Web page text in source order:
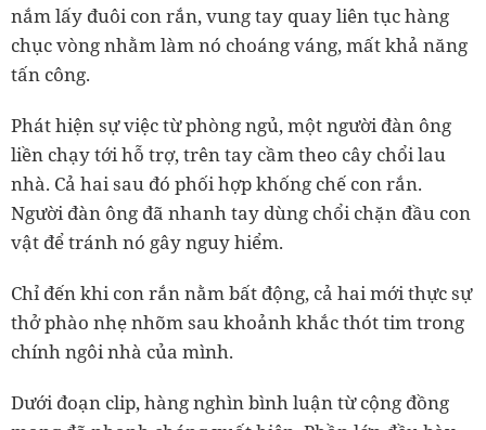
nắm lấy đuôi con rắn, vung tay quay liên tục hàng
chục vòng nhằm làm nó choáng váng, mất khả năng
tấn công.
Phát hiện sự việc từ phòng ngủ, một người đàn ông
liền chạy tới hỗ trợ, trên tay cầm theo cây chổi lau
nhà. Cả hai sau đó phối hợp khống chế con rắn.
Người đàn ông đã nhanh tay dùng chổi chặn đầu con
vật để tránh nó gây nguy hiểm.
Chỉ đến khi con rắn nằm bất động, cả hai mới thực sự
thở phào nhẹ nhõm sau khoảnh khắc thót tim trong
chính ngôi nhà của mình.
Dưới đoạn clip, hàng nghìn bình luận từ cộng đồng